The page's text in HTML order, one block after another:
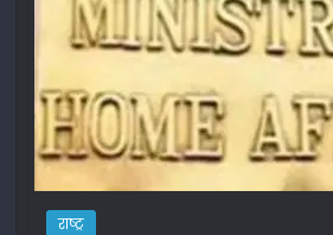
राष्ट्र